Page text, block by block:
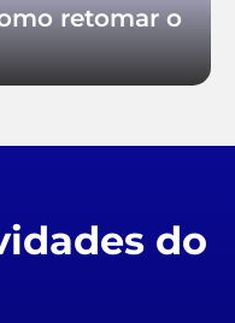
retomar o
do